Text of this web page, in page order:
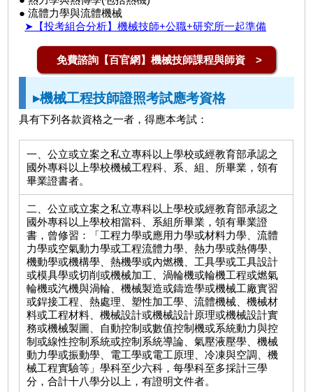
● 流體力學與流體機械
➤【投考組合分析】機械技師+公職+研究所一起準備
免費諮詢【百官網】機械技師課程與師資 >
▸機械工程技師證照考試應考資格
具有下列各款資格之一者，得應本考試：
一、公立或立案之私立專科以上學校或經教育部承認之
國外專科以上學校機械工程科、系、組、所畢業，領有
畢業證書者。
二、公立或立案之私立專科以上學校或經教育部承認之
國外專科以上學校相當科、系組所畢業，領有畢業證
書，曾修習：「工程力學或應用力學或材料力學、流體
力學或空氣動力學或工程流體力學、熱力學或熱傳學、
機動學或機構學、熱機學或內燃機、工具學或工具設計
或模具學或切削或機械加工、渦輪機或輪機工程或燃氣
輪機或汽機與渦輪、機械製造或鑄造學或機械工廠實習
或銲接工程、熱處理、塑性加工學、流體機械、機械材
料或工程材料、機械設計或機械設計原理或機械設計實
務或機械製圖、自動控制或數值控制機或系統動力與控
制或線性控制系統或控制系統導論、氣壓液壓學、機械
動力學或振動學、電工學或電工原理、冷凍與空調、機
械工程實驗等」學科至少六科，每學科至多採計三學
分，合計十八學分以上，有證明文件者。